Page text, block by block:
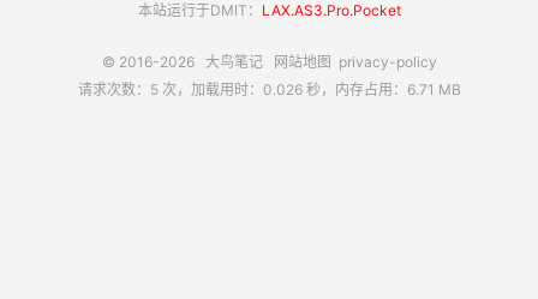
本站运行于DMIT： LAX.AS3.Pro.Pocket
© 2016-2026 大鸟笔记 网站地图 privacy-policy
请求次数：5 次，加载用时：0.026 秒，内存占用：6.71 MB